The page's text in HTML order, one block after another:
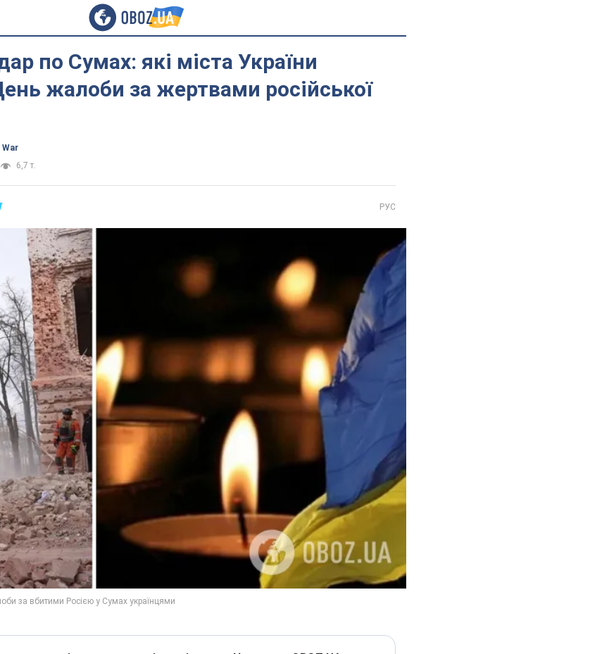
по Сумах: які міста України
жалоби за жертвами російської
War
6,7 т.
РУС